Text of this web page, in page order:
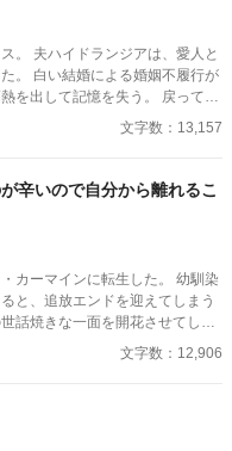
が私との婚約を「最悪だ」と後
。 夫ハイドランジアは、愛人と
。 白い結婚による婚姻不履行が
を出して記憶を失う。 戻ってき
ムから、いない月日の間書き綴
は、出会った日から自分を恋し
ハイドランジアは、心が揺ら
たとしても、これ程までに思っ
育めるのではないのか？ 様々な
わぬ方向へと進んでいく。
文字数：13,157
辛いので自分から離れるこ
カーマインに転生した。 幼馴染
と、追放エンドを迎えてしまう
話焼きな一面を開花させてしま
るのが辛くなってしまう。 なら
画策するがーー
文字数：12,906